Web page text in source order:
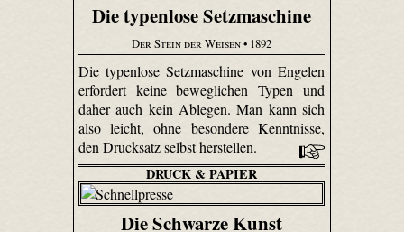
Die typenlose Setzmaschine
Der Stein der Weisen• 1892
Die typenlose Setzmaschine von Engelen
erfordert keine beweglichen Typen und
daher auch kein Ablegen. Man kann sich
also leicht, ohne besondere Kenntnisse,
den Drucksatz selbst herstellen.
DRUCK & PAPIER
Die Schwarze Kunst